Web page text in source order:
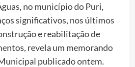
no município do Puri,
significativos, nos últimos
e reabilitação de
revela um memorando
publicado ontem.